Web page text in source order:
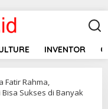
INVENTOR
Fatir Rahma,
Sukses di Banyak